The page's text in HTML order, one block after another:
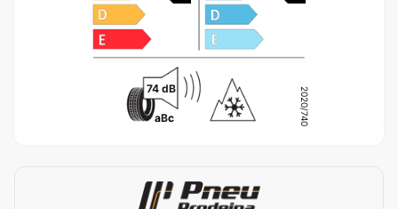
74 dB 2020/740
aBc